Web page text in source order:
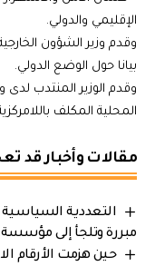
الإقليمي والدولي.
وقدم وزير الشؤون
بيانا حول الوضع الدولي.
وقدم الوزير المنتدب لدى
المحلية المكلف
مقالات وأخبار قد
التعددية
مبررة وتلجأ إلى
حين هزمت الأرقام